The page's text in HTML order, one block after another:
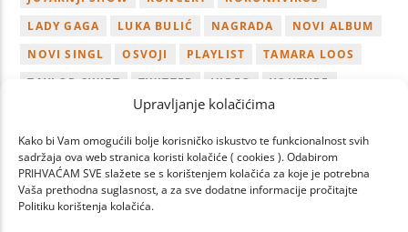
Upravljanje kolačićima
Kako bi Vam omogućili bolje korisničko iskustvo te funkcionalnost svih
sadržaja ova web stranica koristi kolačiće ( cookies ). Odabirom
PRIHVAĆAM SVE slažete se s korištenjem kolačića za koje je potrebna
Vaša prethodna suglasnost, a za sve dodatne informacije pročitajte
Politiku korištenja kolačića.
LADY GAGA
LUKA BULIĆ NAGRADA
NOVI ALBUM
NOVI SINGL
OSVOJI PLAYLIST
TAMARA LOOS
TAYLOR SWIFT
TWITTER VIDEO
YOUTUBE